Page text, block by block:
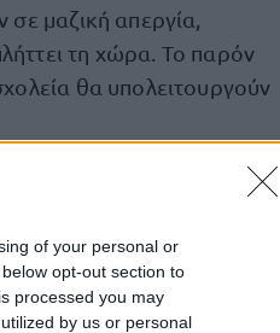
of your personal or
opt-out section to
processed you may
by us or personal
σε μαζική απεργία,
τη χώρα. Το παρόν
θα υπολειτουργούν
στην Παιδεία:
με συγχωνεύσεις